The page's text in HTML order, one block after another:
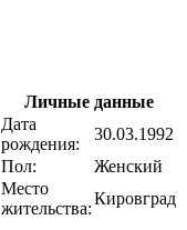
Личные данные
Дата
рождения:
30.03.1992
Пол:
Женский
Место
жительства:
Кировград